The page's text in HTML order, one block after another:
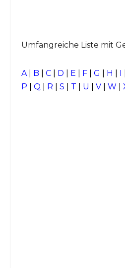
Umfangreiche Liste mit
A| B C| D E F| G H
P
Q R S T U V| W